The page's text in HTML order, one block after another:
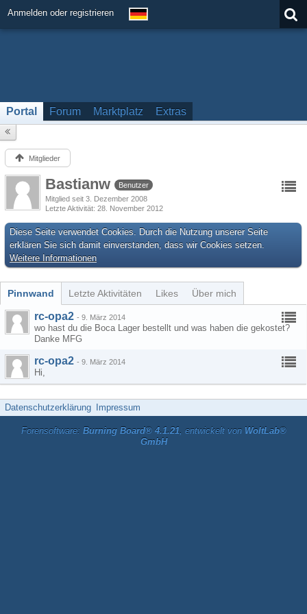
Anmelden oder registrieren
Portal Forum Marktplatz Extras
Mitglieder
Bastianw
Benutzer
Mitglied seit 3. Dezember 2008
Letzte Aktivität 28. November 2012
Diese Seite verwendet Cookies. Durch die Nutzung unserer Seite
erklären Sie sich damit einverstanden, dass wir Cookies setzen.
Weitere Informationen
Pinnwand Letzte Aktivitäten Likes Über mich
rc-opa2 - 9. März 2014
wo hast du die Boca Lager bestellt und was haben die gekostet?
Danke MFG
rc-opa2 - 9. März 2014
Hi,
Datenschutzerklärung Impressum
Forensoftware: Burning Board® 4.1.21, entwickelt von WoltLab®
GmbH